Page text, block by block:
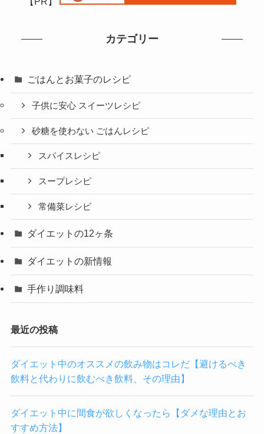
カテゴリー
ごはんとお菓子のレシピ
子供に安心 スイーツレシピ
砂糖を使わない ごはんレシピ
スパイスレシピ
スープレシピ
常備菜レシピ
ダイエットの12ヶ条
ダイエットの新情報
手作り調味料
最近の投稿
ダイエット中のオススメの飲み物はコレだ【避けるべき
飲料と代わりに飲むべき飲料、その理由】
ダイエット中に間食が欲しくなったら【ダメな理由とお
すすめ方法】